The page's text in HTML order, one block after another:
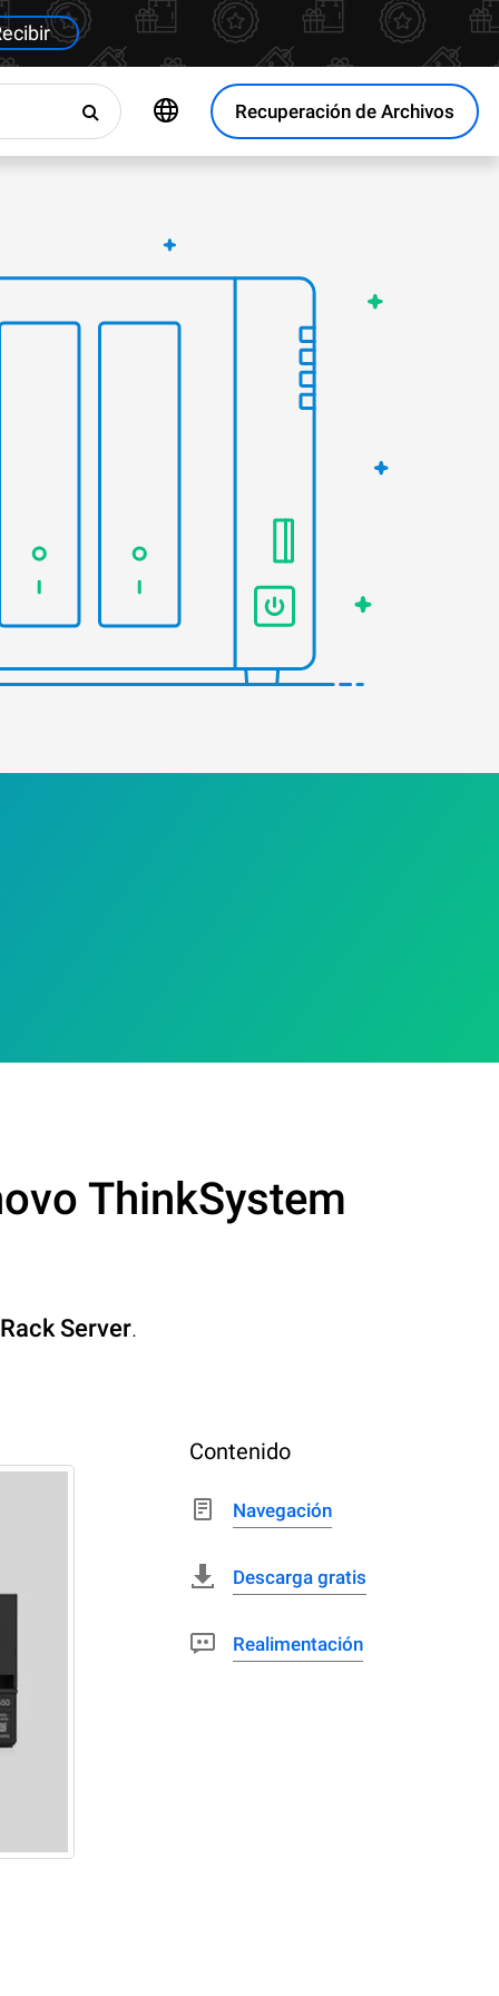
Recuperación de Archivos
ThinkSystem
Server.
Contenido
Navegación
Descarga gratis
Realimentación